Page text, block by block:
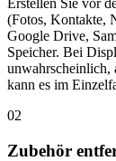
Erstellen Sie vor
(Fotos, Kontakte,
Google Drive,
Speicher. Bei
unwahrscheinlich,
kann es im
02
Zubehör